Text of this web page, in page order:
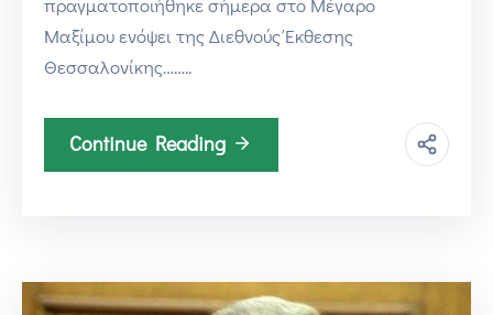
Μαξίμου ενόψει της Διεθνούς Έκθεσης
Θεσσαλονίκης……..
Continue Reading